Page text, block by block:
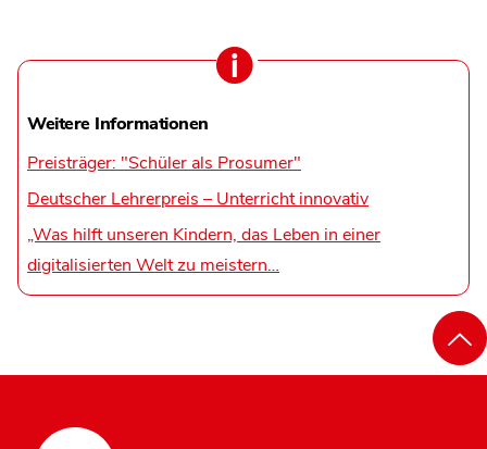
Weitere Informationen
Preisträger: "Schüler als Prosumer"
Deutscher Lehrerpreis – Unterricht innovativ
„Was hilft unseren Kindern, das Leben in einer
digitalisierten Welt zu meistern…